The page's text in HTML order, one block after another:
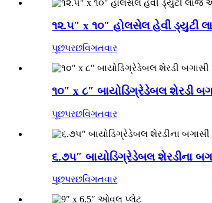
૧૨.૫″ x ૧૦″ હોલસેલ હેવી ડ્યુટી
પૂછપરછવિગતવાર
૧૦″ x ૮″ બાયોડિગ્રેડેબલ શેરડી
પૂછપરછવિગતવાર
૬.૭૫″ બાયોડિગ્રેડેબલ શેરડીના
પૂછપરછવિગતવાર